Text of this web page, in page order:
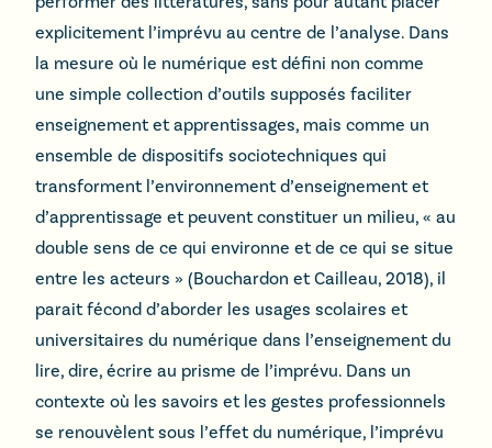
explicitement l’imprévu au centre de l’analyse. Dans
la mesure où le numérique est défini non comme
une simple collection d’outils supposés faciliter
enseignement et apprentissages, mais comme un
ensemble de dispositifs sociotechniques qui
transforment l’environnement d’enseignement et
d’apprentissage et peuvent constituer un milieu, « au
double sens de ce qui environne et de ce qui se situe
entre les acteurs » (Bouchardon et Cailleau, 2018), il
parait fécond d’aborder les usages scolaires et
universitaires du numérique dans l’enseignement du
lire, dire, écrire au prisme de l’imprévu. Dans un
contexte où les savoirs et les gestes professionnels
se renouvèlent sous l’effet du numérique, l’imprévu